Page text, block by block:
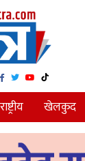
खेलकुद